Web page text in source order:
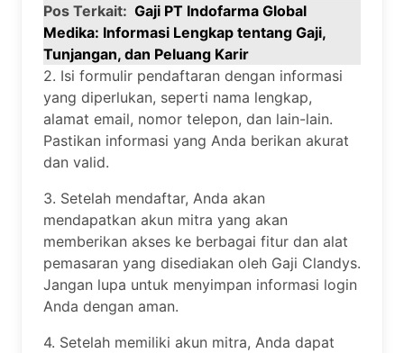
Pos Terkait: Gaji PT Indofarma Global
Medika: Informasi Lengkap tentang Gaji,
Tunjangan, dan Peluang Karir
2. Isi formulir pendaftaran dengan informasi
yang diperlukan, seperti nama lengkap,
alamat email, nomor telepon, dan lain-lain.
Pastikan informasi yang Anda berikan akurat
dan valid.
3. Setelah mendaftar, Anda akan
mendapatkan akun mitra yang akan
memberikan akses ke berbagai fitur dan alat
pemasaran yang disediakan oleh Gaji Clandys.
Jangan lupa untuk menyimpan informasi login
Anda dengan aman.
4. Setelah memiliki akun mitra, Anda dapat